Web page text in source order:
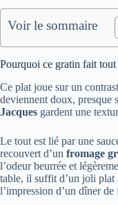
Voir le sommaire
Pourquoi ce gratin fait tout
Ce plat joue sur un
deviennent doux, presque
Jacques gardent une
Le tout est lié par une
recouvert d’un fromage
l’odeur beurrée et
table, il suffit d’un joli plat
l’impression d’un dîner de